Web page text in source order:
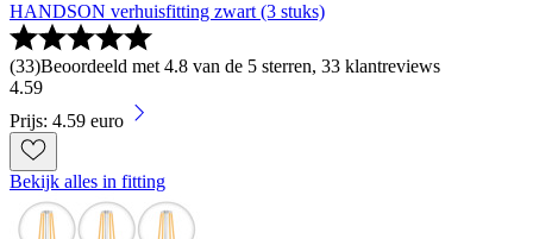
HANDSON verhuisfitting zwart (3 stuks)
(33)Beoordeeld met 4.8 van de 5 sterren, 33 klantreviews
4.59
Prijs: 4.59 euro
Bekijk alles in fitting